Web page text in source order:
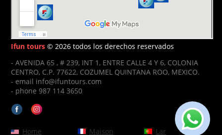
Ifun tours © 2026 todos los derechos reservados
- AVENIDA 65 , # 239, INT 1, ENTRE CALLE 4 Y 6, COLONIA
CENTRO, C.P. 77622, COZUMEL QUINTANA ROO, MEXICO.
- email info@ifuntours.com
- phone 987 114 3650
Home Maison Lar